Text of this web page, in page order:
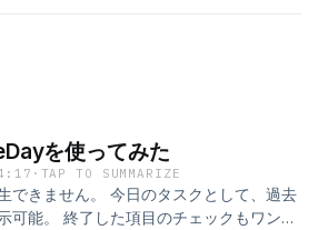
を使ってみた
· TAP TO SUMMARIZE
できません。 今日のタスクとして、過去
可能。 終了した項目のチェックもワンタ